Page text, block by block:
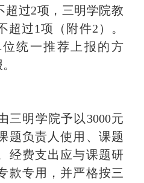
超过2项 ， 三明学院教
超过1项（ 附件2 ）。
统一推荐上报的方
三明学院予以 3000元
题负责人使用、 课题
经费支出应与课题研
款专用，并严格按三